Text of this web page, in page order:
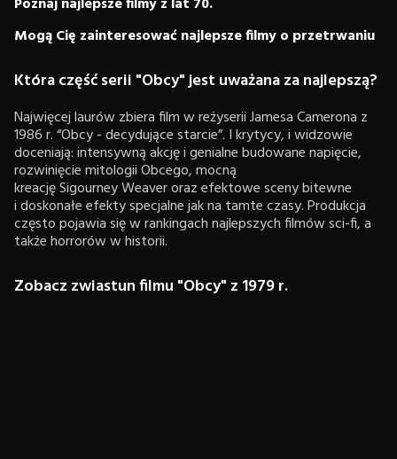
Mogą Cię zainteresować najlepsze filmy o przetrwaniu
Która część serii "Obcy" jest uważana za najlepszą?
Najwięcej laurów zbiera film w reżyserii Jamesa Camerona z
1986 r. “Obcy - decydujące starcie”. I krytycy, i widzowie
doceniają: intensywną akcję i genialne budowane napięcie,
rozwinięcie mitologii Obcego, mocną
kreację Sigourney Weaver oraz efektowe sceny bitewne
i doskonałe efekty specjalne jak na tamte czasy. Produkcja
często pojawia się w rankingach najlepszych filmów sci-fi, a
także horrorów w historii.
Zobacz zwiastun filmu "Obcy" z 1979 r.